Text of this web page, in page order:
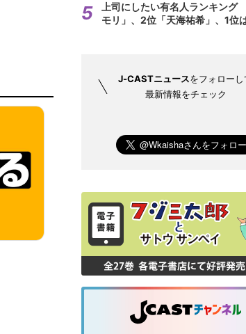
上司にしたい有名人ランキン
モリ」、2位「天海祐希」、1位
J-CASTニュースをフォローし
最新情報をチェック